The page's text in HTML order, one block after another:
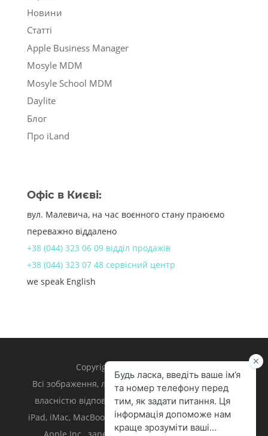
Новини
Статті
Apple Business Manager
Mosyle MDM
Mosyle School MDM
Daylite
Блог
Про iLand
Офіс в Києві:
вул. Малевича, на час воєнного стану праюємо
переважно віддалено
+38 (044) 323 06 09 відділ продажів
+38 (044) 323 07 48 сервісний центр
we speak English
Copyright 1998 – 2024 iLand.
Всі зображення, логотипи та торгівельні марки є
власністю відповідних власників. Apple, iPhone,
iPad, iMac, MacBook, Mac є торгівельними марками